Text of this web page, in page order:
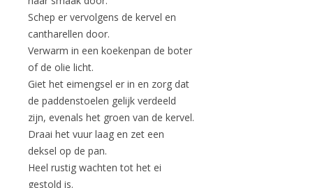
Schep er vervolgens de kervel en
cantharellen door.
Verwarm in een koekenpan de boter
of de olie licht.
Giet het eimengsel er in en zorg dat
de paddenstoelen gelijk verdeeld
zijn, evenals het groen van de kervel.
Draai het vuur laag en zet een
deksel op de pan.
Heel rustig wachten tot het ei
gestold is.